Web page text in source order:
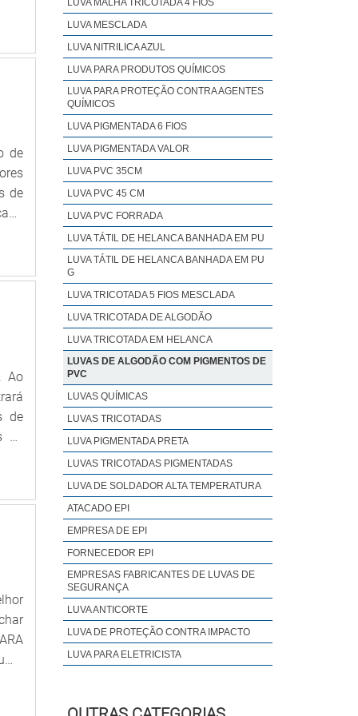
e
a
e
de
de
Ao
de
A
LUVA MALHA TRICOTADA 4 FIOS
LUVA MESCLADA
LUVA NITRILICA AZUL
LUVA PARA PRODUTOS QUÍMICOS
LUVA PARA PROTEÇÃO CONTRA AGENTES
QUÍMICOS
LUVA PIGMENTADA 6 FIOS
LUVA PIGMENTADA VALOR
LUVA PVC 35CM
LUVA PVC 45 CM
LUVA PVC FORRADA
LUVA TÁTIL DE HELANCA BANHADA EM PU
LUVA TÁTIL DE HELANCA BANHADA EM PU
G
LUVA TRICOTADA 5 FIOS MESCLADA
LUVA TRICOTADA DE ALGODÃO
LUVA TRICOTADA EM HELANCA
LUVAS DE ALGODÃO COM PIGMENTOS DE
PVC
LUVAS QUÍMICAS
LUVAS TRICOTADAS
LUVA PIGMENTADA PRETA
LUVAS TRICOTADAS PIGMENTADAS
LUVA DE SOLDADOR ALTA TEMPERATURA
ATACADO EPI
EMPRESA DE EPI
FORNECEDOR EPI
EMPRESAS FABRICANTES DE LUVAS DE
SEGURANÇA
LUVA ANTICORTE
LUVA DE PROTEÇÃO CONTRA IMPACTO
LUVA PARA ELETRICISTA